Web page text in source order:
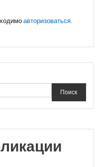
авторизоваться.
Поиск